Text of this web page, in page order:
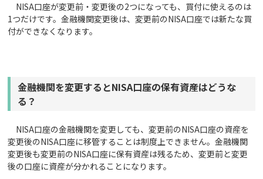
NISA口座が変更前・変更後の2つになっても、買付に使えるのは
1つだけです。金融機関変更後は、変更前のNISA口座では新たな買
付ができなくなります。
金融機関を変更するとNISA口座の保有資産はどうな
る？
NISA口座の金融機関を変更しても、変更前のNISA口座の資産を
変更後のNISA口座に移管することは制度上できません。金融機関
変更後も変更前のNISA口座に保有資産は残るため、変更前と変更
後の口座に資産が分かれることになります。